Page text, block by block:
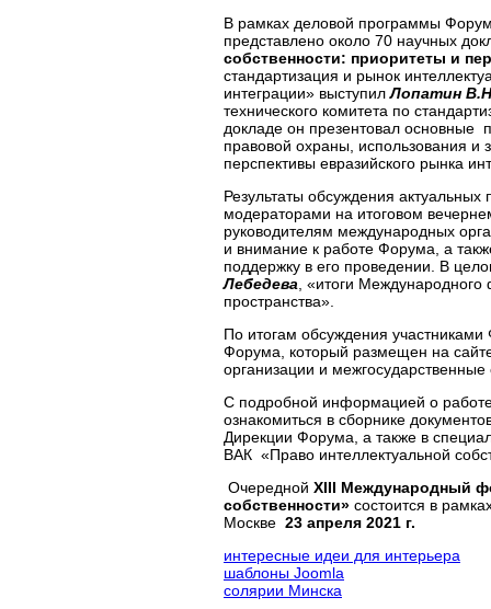
В рамках деловой программы
представлено около 70 научных
собственности: приоритеты и
стандартизация и рынок
интеграции» выступилЛопатин
технического комитета по
докладе он презентовал
правовой охраны, использования и
перспективы евразийского рынка
Результаты обсуждения
модераторами на итоговом
руководителям международных
и внимание к работе Форума, а
поддержку в его проведении. В
Лебедева , «итоги
пространства».
По итогам обсуждения
Форума, который размещен на
организации и
С подробной информацией о
ознакомиться в сборнике
Дирекции Форума, а также в
ВАК «Право интеллектуальной
Очередной XIII Международный
собственности» состоится в
Москве 23 апреля 2021 г.
интересные идеи для интерьера
шаблоны Joomla
солярии Минска